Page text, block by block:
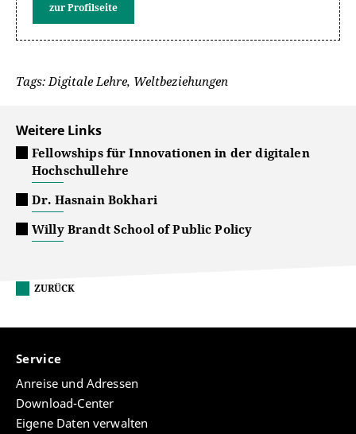
zur Profilseite
Tags: Digitale Lehre, Weltbeziehungen
Weitere Links
Fellowships für Innovationen in der digitalen
Hochschullehre
Dr. Hasnain Bokhari
Willy Brandt School of Public Policy
ZURÜCK
Service
Anreise und Adressen
Download-Center
Eigene Daten verwalten